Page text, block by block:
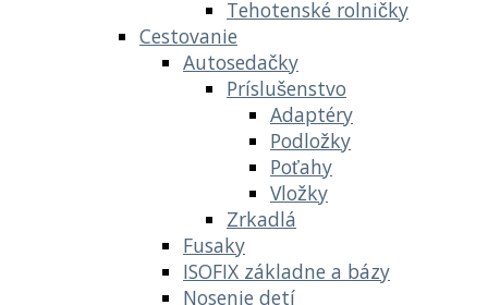
Tehotenské rolničky
Cestovanie
Autosedačky
Príslušenstvo
Adaptéry
Podložky
Poťahy
Vložky
Zrkadlá
Fusaky
ISOFIX základne a bázy
Nosenie detí